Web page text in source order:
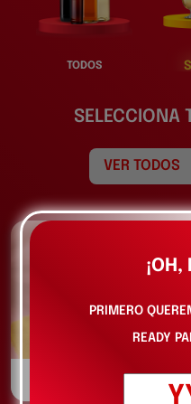
TODOS
SELECCIONA
FRAPPÉ GOLD CIDER
¡OH,
PRIMERO
READY